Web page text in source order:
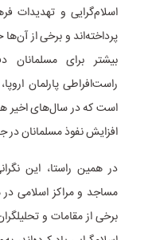
اسلام‌گرایی و تهدیدات
پرداخته‌اند و برخی از
بیشتر برای مسلمانان
راست‌افراطی پارلمان
است که در سال‌های اخیر
افزایش نفوذ مسلمانان در
در همین راستا، این
مساجد و مراکز اسلامی
برخی از مقامات و